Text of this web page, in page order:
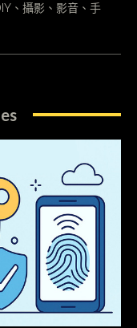
、攝影、影音、手